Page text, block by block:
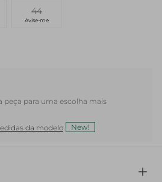
44
Avise-me
peça para uma escolha mais
da modelo New!